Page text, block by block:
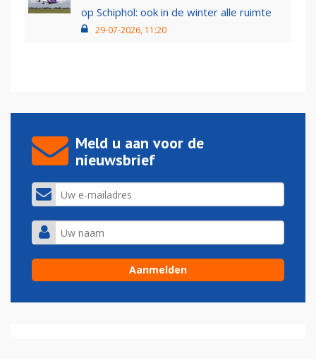
op Schiphol: ook in de winter alle ruimte
29-07-2026, 11:20
Meld u aan voor de
nieuwsbrief